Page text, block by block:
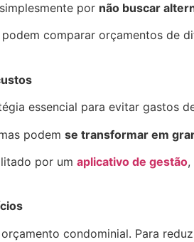
por não buscar
comparar orçamentos de
essencial para evitar gastos
podem se transformar em
por um aplicativo de gestão,
condominial. Para